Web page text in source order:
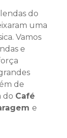
do
uma
Vamos
e
de
do Café
e